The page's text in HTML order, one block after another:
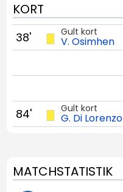
KORT
Gult kort
V. Osimhen
38'
Gult kort
G. Di Lorenzo
84'
MATCHSTATISTIK